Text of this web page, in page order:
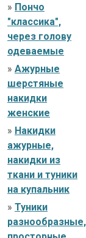
» Пончо
"классика",
через голову
одеваемые
» Ажурные
шерстяные
накидки
женские
» Накидки
ажурные,
накидки из
ткани и туники
на купальник
» Туники
разнообразные,